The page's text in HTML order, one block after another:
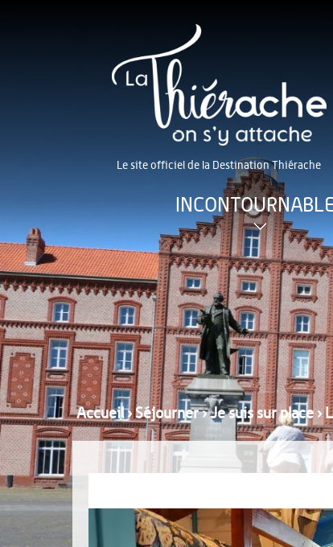
Le site officiel de la Destination Thiérache
Accueil›Séjourner›Je suis sur place›